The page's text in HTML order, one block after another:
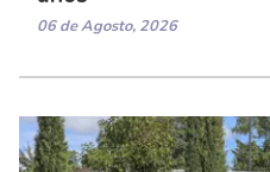
06 de Agosto, 2026